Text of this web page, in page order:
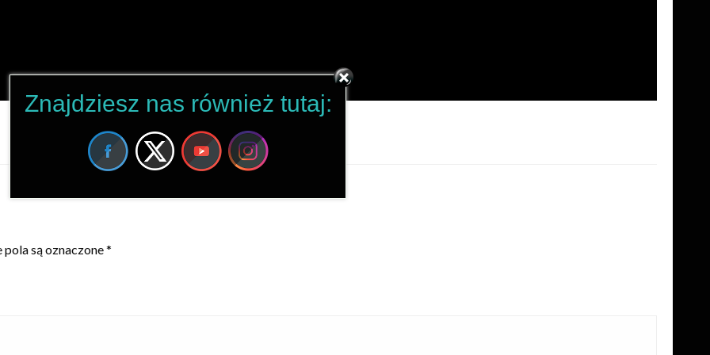
pola są oznaczone*
Znajdziesz nas również tutaj: